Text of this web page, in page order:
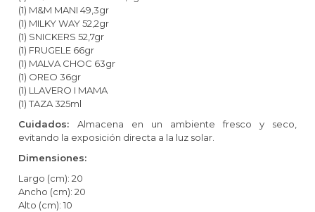
(1) M&M MANI 49,3gr
(1) MILKY WAY 52,2gr
(1) SNICKERS 52,7gr
(1) FRUGELE 66gr
(1) MALVA CHOC 63gr
(1) OREO 36gr
(1) LLAVERO I MAMA
(1) TAZA 325ml
Cuidados: Almacena en un ambiente fresco y seco,
evitando la exposición directa a la luz solar.
Dimensiones:
Largo (cm): 20
Ancho (cm): 20
Alto (cm): 10